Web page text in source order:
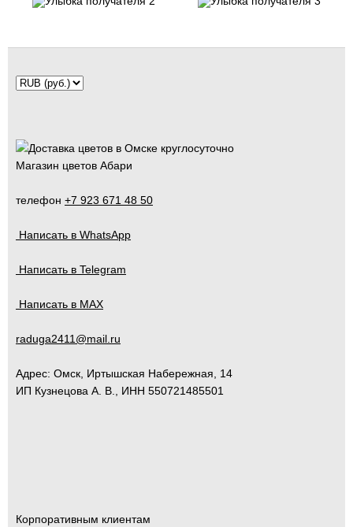
Магазин цветов Абари
телефон +7 923 671 48 50
Написать в WhatsApp
Написать в Telegram
Написать в MAX
raduga2411@mail.ru
Адрес: Омск Иртышская Набережная, 14
ИП Кузнецова А. В., ИНН 550721485501
Корпоративным клиентам